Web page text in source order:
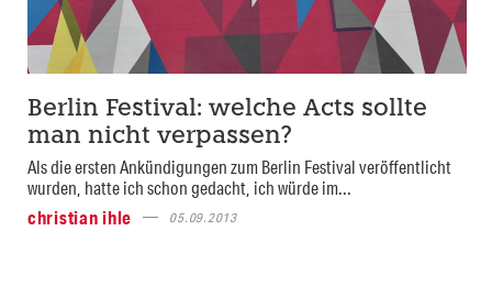
Berlin Festival: welche Acts sollte
man nicht verpassen?
Als die ersten Ankündigungen zum Berlin Festival veröffentlicht
wurden, hatte ich schon gedacht, ich würde im...
christian ihle
05.09.2013